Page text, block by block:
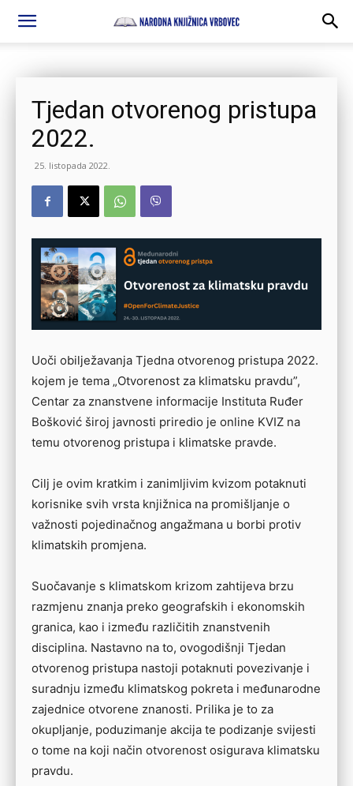
Tjedan otvorenog pristupa
2022.
25. listopada 2022.
Uoči obilježavanja Tjedna otvorenog pristupa 2022.
kojem je tema „Otvorenost za klimatsku pravdu”,
Centar za znanstvene informacije Instituta Ruđer
Bošković široj javnosti priredio je online KVIZ na
temu otvorenog pristupa i klimatske pravde.
Cilj je ovim kratkim i zanimljivim kvizom potaknuti
korisnike svih vrsta knjižnica na promišljanje o
važnosti pojedinačnog angažmana u borbi protiv
klimatskih promjena.
Suočavanje s klimatskom krizom zahtijeva brzu
razmjenu znanja preko geografskih i ekonomskih
granica, kao i između različitih znanstvenih
disciplina. Nastavno na to, ovogodišnji Tjedan
otvorenog pristupa nastoji potaknuti povezivanje i
suradnju između klimatskog pokreta i međunarodne
zajednice otvorene znanosti. Prilika je to za
okupljanje, poduzimanje akcija te podizanje svijesti
o tome na koji način otvorenost osigurava klimatsku
pravdu.